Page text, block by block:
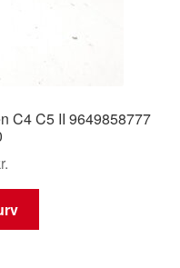
C4 C5 II 9649858777